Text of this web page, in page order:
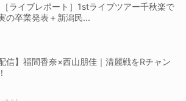
ライブレポート］1stライブツアー千秋楽で
の卒業発表＋新潟民...
信】福間香奈×西山朋佳｜清麗戦をRチャン